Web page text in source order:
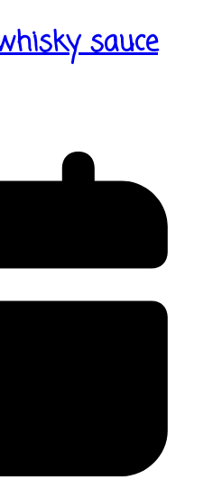
sauce